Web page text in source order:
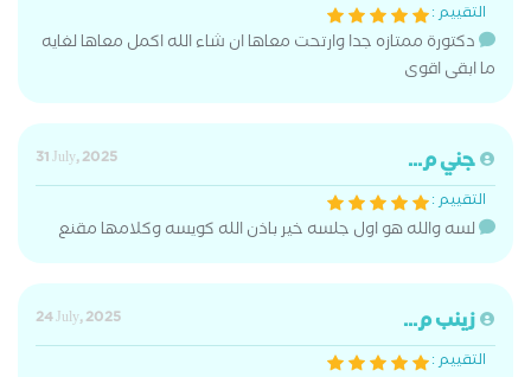
التقييم :
دكتورة ممتازه جدا وارتحت معاها ان شاء الله اكمل معاها لغايه
ما ابقى اقوى
جني م...
31 July, 2025
التقييم :
لسه والله هو اول جلسه خير باذن الله كويسه وكلامها مقنع
زينب م...
24 July, 2025
التقييم :